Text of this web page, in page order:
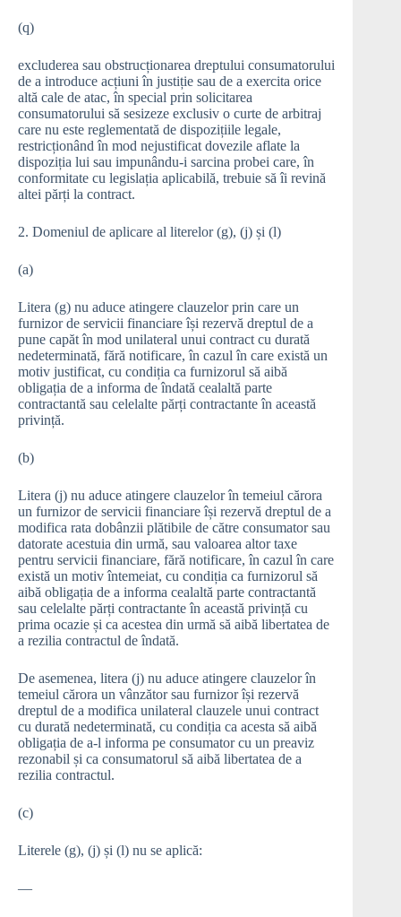
(q)
excluderea sau obstrucționarea dreptului consumatorului
de a introduce acțiuni în justiție sau de a exercita orice
altă cale de atac, în special prin solicitarea
consumatorului să sesizeze exclusiv o curte de arbitraj
care nu este reglementată de dispozițiile legale,
restricționând în mod nejustificat dovezile aflate la
dispoziția lui sau impunându-i sarcina probei care, în
conformitate cu legislația aplicabilă, trebuie să îi revină
altei părți la contract.
2. Domeniul de aplicare al literelor (g), (j) și (l)
(a)
Litera (g) nu aduce atingere clauzelor prin care un
furnizor de servicii financiare își rezervă dreptul de a
pune capăt în mod unilateral unui contract cu durată
nedeterminată, fără notificare, în cazul în care există un
motiv justificat, cu condiția ca furnizorul să aibă
obligația de a informa de îndată cealaltă parte
contractantă sau celelalte părți contractante în această
privință.
(b)
Litera (j) nu aduce atingere clauzelor în temeiul cărora
un furnizor de servicii financiare își rezervă dreptul de a
modifica rata dobânzii plătibile de către consumator sau
datorate acestuia din urmă, sau valoarea altor taxe
pentru servicii financiare, fără notificare, în cazul în care
există un motiv întemeiat, cu condiția ca furnizorul să
aibă obligația de a informa cealaltă parte contractantă
sau celelalte părți contractante în această privință cu
prima ocazie și ca acestea din urmă să aibă libertatea de
a rezilia contractul de îndată.
De asemenea, litera (j) nu aduce atingere clauzelor în
temeiul cărora un vânzător sau furnizor își rezervă
dreptul de a modifica unilateral clauzele unui contract
cu durată nedeterminată, cu condiția ca acesta să aibă
obligația de a-l informa pe consumator cu un preaviz
rezonabil și ca consumatorul să aibă libertatea de a
rezilia contractul.
(c)
Literele (g), (j) și (l) nu se aplică:
—